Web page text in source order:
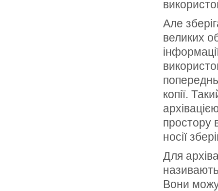
Але
великих
копії.
простору
носії
Для
Вони